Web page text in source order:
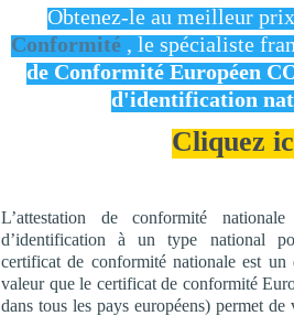
Obtenez-le au meilleur
Conformité, le spécialiste
de Conformité Européen
d'identification
Cliquez
L’attestation de conformité nationale
d’identification à un type national
certificat de conformité nationale est
valeur que le certificat de conformité
dans tous les pays européens) permet